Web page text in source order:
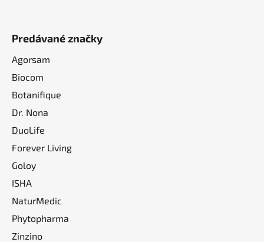
Predávané značky
Agorsam
Biocom
Botanifique
Dr. Nona
DuoLife
Forever Living
Goloy
ISHA
NaturMedic
Phytopharma
Zinzino